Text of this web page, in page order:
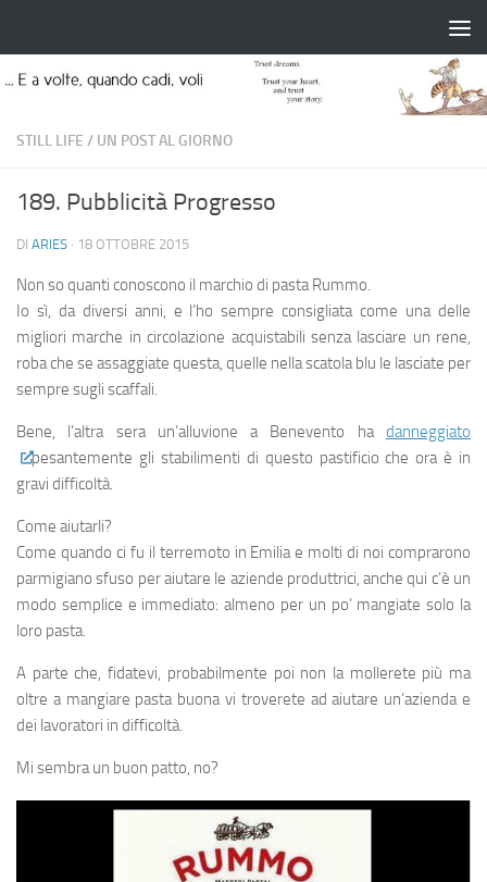
STILL LIFE / UN POST AL GIORNO
189. Pubblicità Progresso
DI ARIES · 18 OTTOBRE 2015
Non so quanti conoscono il marchio di pasta Rummo.
Io sì, da diversi anni, e l’ho sempre consigliata come una delle
migliori marche in circolazione acquistabili senza lasciare un rene,
roba che se assaggiate questa, quelle nella scatola blu le lasciate per
sempre sugli scaffali.
Bene, l’altra sera un’alluvione a Benevento ha danneggiato
pesantemente gli stabilimenti di questo pastificio che ora è in
gravi difficoltà.
Come aiutarli?
Come quando ci fu il terremoto in Emilia e molti di noi comprarono
parmigiano sfuso per aiutare le aziende produttrici, anche qui c’è un
modo semplice e immediato: almeno per un po’ mangiate solo la
loro pasta.
A parte che, fidatevi, probabilmente poi non la mollerete più ma
oltre a mangiare pasta buona vi troverete ad aiutare un’azienda e
dei lavoratori in difficoltà.
Mi sembra un buon patto, no?